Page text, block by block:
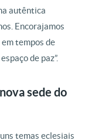
autêntica
Encorajamos
tempos de
de paz”.
sede do
temas eclesiais